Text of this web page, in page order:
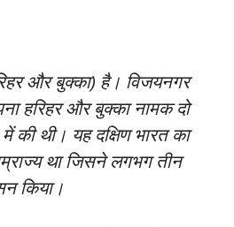
और बुक्का) है। विजयनगर
हरिहर और बुक्का नामक दो
की थी। यह दक्षिण भारत का
था जिसने लगभग तीन
किया।